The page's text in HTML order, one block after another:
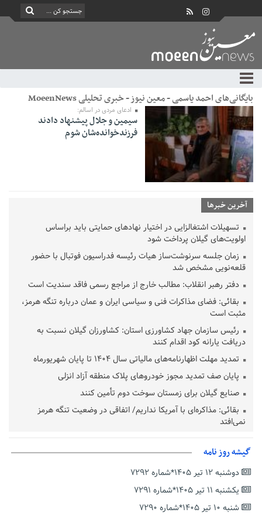
بایگانی‌های احمد یاسمی - معین نیوز - خبری تحلیلی MoeenNews
ادعای مردی در اسالم:
سیمین و جلال پیشنهاد دادند
فرزندخوانده‌شان شوم
آخرین خبرها
تسهیلات اشتغالزایی در اختیار نهادهای حمایتی باید براساس
اولویت‌های گیلان پرداخت شود
زمان جلسه سرنوشت‌ساز هیات رئیسه فدراسیون فوتبال با حضور
قلعه‌نویی مشخص شد
دفتر رهبر انقلاب: مطالب خارج از مراجع رسمی فاقد سندیت است
بقائی: فضای مذاکرات فنی و سیاسی ایران و عمان درباره تنگه هرمز،
مثبت است
رئیس سازمان جهاد کشاورزی استان: کشاورزان گیلان نسبت به
دریافت یارانه کود اقدام کنند
تمدید مهلت اظهارنامه‌های مالیاتی سال ۱۴۰۴ تا پایان شهریورماه
پایان صف تمدید مجوز خودروهای پلاک منطقه آزاد انزلی
صنایع گیلان برای زمستان سوخت دوم تأمین کنند
بقائی: مذاکره‌ای با آمریکا نداریم/ اتفاقی در وضعیت تنگه هرمز
نمی‌افتد
نایب رئیس هیات مرکزی نظارت بر انتخابات شوراها: انتخابات در
پاییز برگزار می‌شود
خسرو سینایی، «فیلمسازی یک حرفه نیست، یک نوع زندگیست»
ترقی: سیاست خارجی پس از جنگ نیازمند بازنگری است
گیشه روز نامه
دوشنبه ۱۲ تیر ۱۴۰۵*شماره ۷۲۹۲
یکشنبه ۱۱ تیر ۱۴۰۵*شماره ۷۲۹۱
شنبه ۱۰ تیر ۱۴۰۵*شماره ۷۲۹۰